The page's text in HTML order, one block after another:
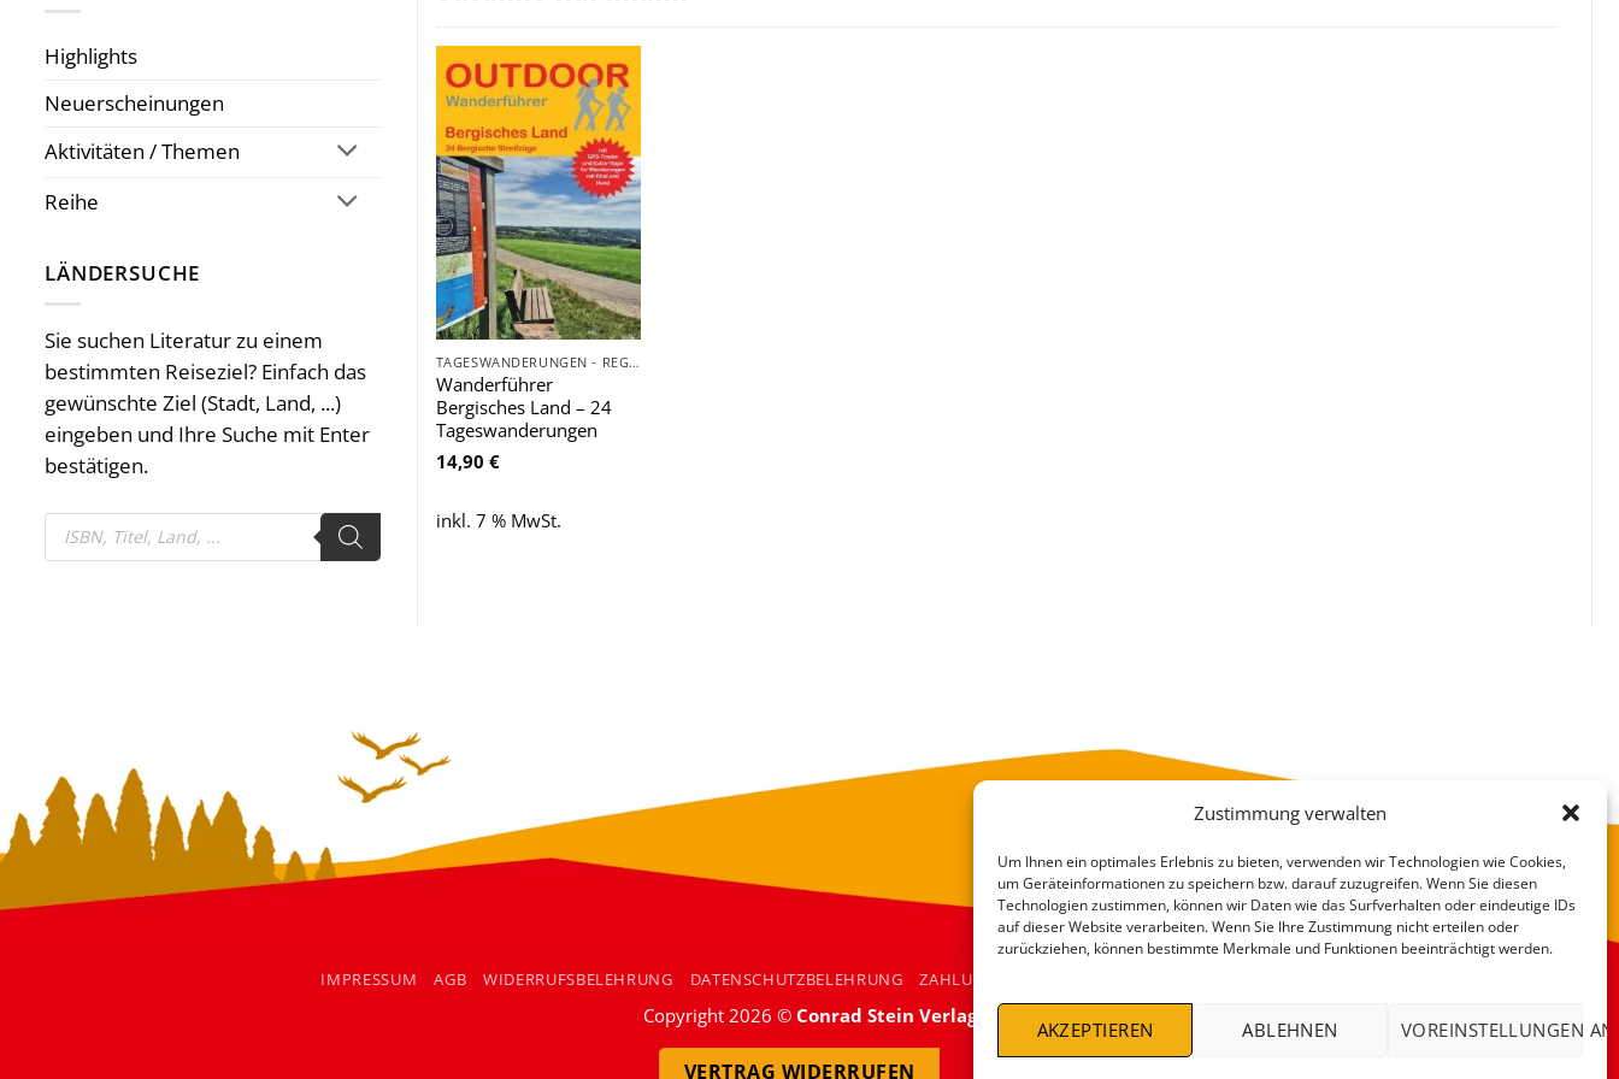
Zustimmung verwalten
Um Ihnen ein optimales Erlebnis zu bieten, verwenden wir Technologien wie Cookies,
um Geräteinformationen zu speichern bzw. darauf zuzugreifen. Wenn Sie diesen
Technologien zustimmen, können wir Daten wie das Surfverhalten oder eindeutige IDs
auf dieser Website verarbeiten. Wenn Sie Ihre Zustimmung nicht erteilen oder
zurückziehen, können bestimmte Merkmale und Funktionen beeinträchtigt werden.
AKZEPTIEREN ABLEHNEN VOREINSTELLUNGEN
Highlights
Neuerscheinungen
Aktivitäten / Themen
Reihe
LÄNDERSUCHE
Sie suchen Literatur zu einem
bestimmten Reiseziel? Einfach das
gewünschte Ziel (Stadt, Land, ...)
eingeben und Ihre Suche mit Enter
bestätigen.
Products
search
Zu
Wunschliste
hinzufügen
TAGESWANDERUNGEN - REGIONAL
Wanderführer
Bergisches Land – 24
Tageswanderungen
14,90 €
inkl. 7 % MwSt.
IMPRESSUM AGB WIDERRUFSBELEHRUNG DATENSCHUTZBELEHRUNG ZAHLUNGSARTEN
Copyright 2026 © Conrad Stein Verlag
VERTRAG WIDERRUFEN